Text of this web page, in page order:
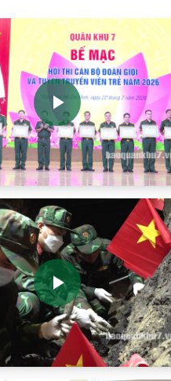
Play
Video
Play
Video